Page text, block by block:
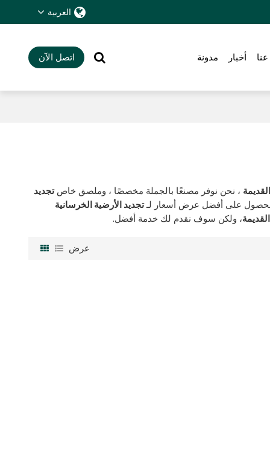
العربية
أخبار مدونة اتصل الآن
، نحن نوفر مصنعًا بالجملة مخصصًا ، وملصق خاصتجديد
للحصول على أفضل عرض أسعار لـتجديد الأرضية الخرسانية
، ولكن سوف نقدم لك خدمة أفضل.
عرض